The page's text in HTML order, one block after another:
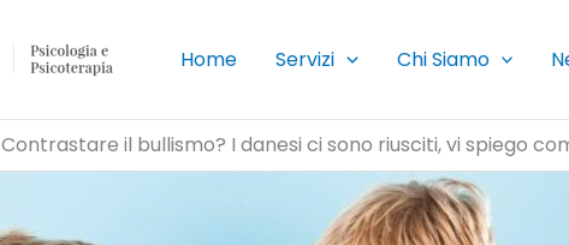
Home Servizi Chi Siamo
Contrastare il bullismo? I danesi ci sono riusciti, vi spiego